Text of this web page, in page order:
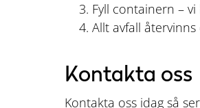
Fyll containern –
Allt avfall
Kontakta oss
Kontakta oss idag så